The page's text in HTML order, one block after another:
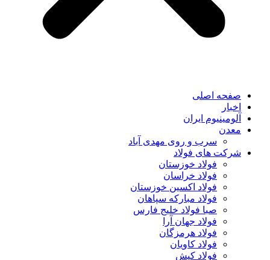
صفحه اصلی
اخبار
آلومینیوم ایران
معدن
سرب و روی مهدی آباد
شرکت های فولاد
فولاد خوزستان
فولاد خراسان
فولاد اکسین خوزستان
فولاد مبارکه سپاهان
صبا فولاد خلیج فارس
فولاد جهان آرا
فولاد هرمزگان
فولاد کاویان
فولاد کیش